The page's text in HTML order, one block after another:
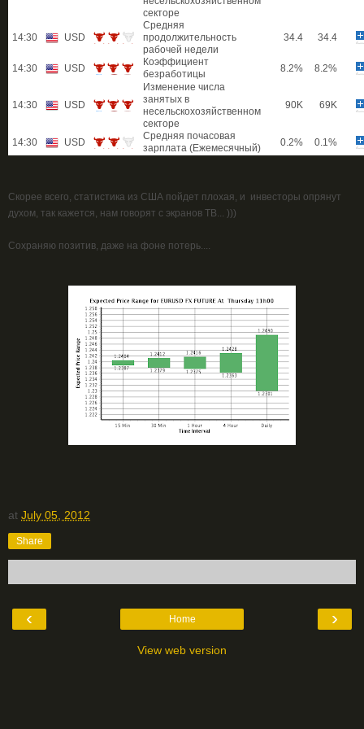
секторе
14:30 USD
Средняя
продолжительность
рабочей недели
34.4 34.4
14:30 USD
Коэффициент
безработицы
8.2% 8.2%
14:30 USD
Изменение числа
занятых в
несельскохозяйственном
секторе
90K 69K
14:30 USD
Средняя почасовая
зарплата (Ежемесячный)
0.2% 0.1%
Скорее всего, статистика из США пойдет плохая, и инвесторы опрянут
духом, так кажется, нам говорят с экранов ТВ... )))
Сохраняю позитив, даже на фоне потерь....
at July 05, 2012
Share
‹ ›
Home
View web version